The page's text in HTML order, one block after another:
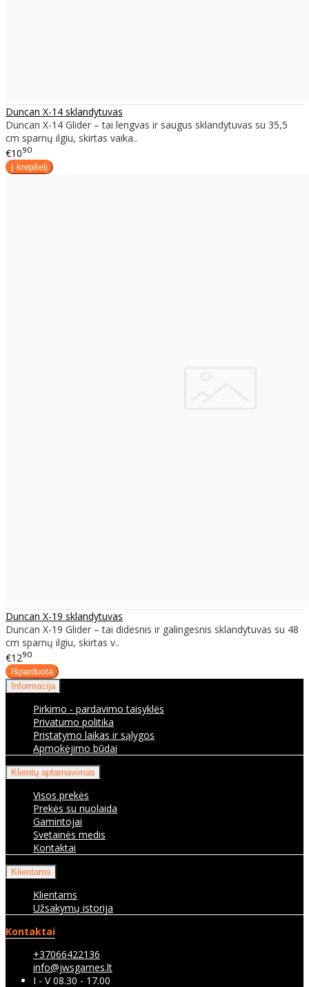
Duncan X-14 sklandytuvas
Duncan X-14 Glider – tai lengvas ir saugus sklandytuvas su 35,5
cm sparnų ilgiu, skirtas vaika..
€1090
Duncan X-19 sklandytuvas
Duncan X-19 Glider – tai didesnis ir galingesnis sklandytuvas su 48
cm sparnų ilgiu, skirtas v..
€1290
Informacija
Pirkimo - pardavimo taisyklės
Privatumo politika
Pristatymo laikas ir sąlygos
Apmokėjimo būdai
Klientų aptarnavimas
Visos prekės
Prekės su nuolaida
Gamintojai
Svetainės medis
Kontaktai
Klientams
Klientams
Užsakymų istorija
Kontaktai
+37066422136
info@jwsgames.lt
I - V 08.30 - 17.00